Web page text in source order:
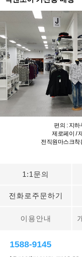
편의 : 지하
제로페이 /
전직원마스크착
1:1문의
전화로주문하기
이용안내
1588-9145